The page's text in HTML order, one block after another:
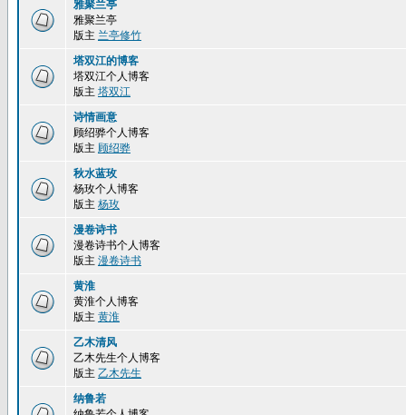
雅聚兰亭
雅聚兰亭
版主 兰亭修竹
塔双江的博客
塔双江个人博客
版主 塔双江
诗情画意
顾绍骅个人博客
版主 顾绍骅
秋水蓝玫
杨玫个人博客
版主 杨玫
漫卷诗书
漫卷诗书个人博客
版主 漫卷诗书
黄淮
黄淮个人博客
版主 黄淮
乙木清风
乙木先生个人博客
版主 乙木先生
纳鲁若